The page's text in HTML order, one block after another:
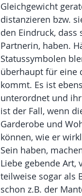
Gleichgewicht
distanzieren bzw.
den Eindruck,
Partnerin, haben.
Statussymbolen
überhaupt für eine
kommt. Es ist
unterordnet und
ist der Fall, wenn
Garderobe und
können, wie er
Sein haben,
Liebe gebende Art,
teilweise sogar als
schon z.B. der